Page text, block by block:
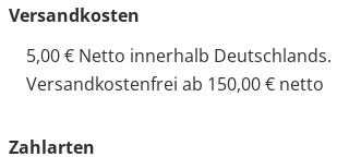
Versandkosten
5,00 € Netto innerhalb Deutschlands.
Versandkostenfrei ab 150,00 € netto
Zahlarten